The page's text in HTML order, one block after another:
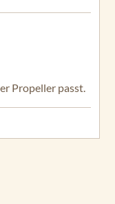
Propeller passt.